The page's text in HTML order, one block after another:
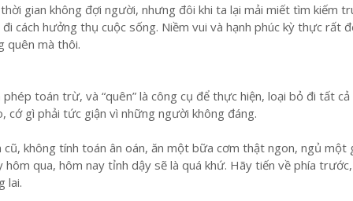
gian không đợi người, nhưng đôi khi ta lại mải miết tìm kiếm
đi cách hưởng thụ cuộc sống. Niềm vui và hạnh phúc kỳ thực rất
quên mà thôi.
toán trừ, và “quên” là công cụ để thực hiện, loại bỏ đi tất
cớ gì phải tức giận vì những người không đáng.
cũ, không tính toán ân oán, ăn một bữa cơm thật ngon, ngủ một
hôm qua, hôm nay tỉnh dậy sẽ là quá khứ. Hãy tiến về phía
lai.